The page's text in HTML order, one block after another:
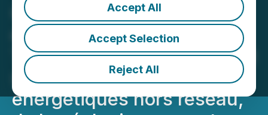
Accept All
Accept Selection
Reject All
QIMC étend le corridor
d'hydrogène naturel du
Témiscamingue, renforçant
sa stratégie de sources
énergétiques hors réseau,